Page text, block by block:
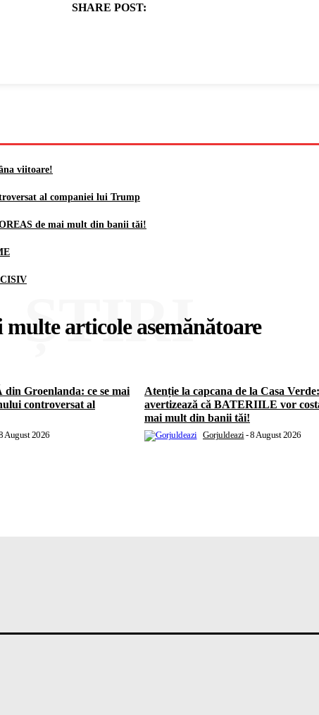
SHARE POST:
viitoare!
al companiei lui Trump
de mai mult din banii tăi!
articole asemănătoare
ȘTIRI
Groenlanda: ce se mai
controversat al
August 2026
Atenție la capcana de la Casa
avertizează că BATERIILE vor
mai mult din banii tăi!
Gorjuldeazi -8 August 2026